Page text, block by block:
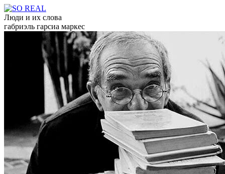
Люди и их слова
габриэль гарсиа маркес